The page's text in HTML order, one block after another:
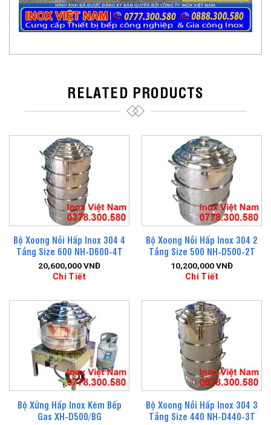
RELATED PRODUCTS
Bộ Xoong Nồi Hấp Inox 304 4
Tầng Size 600 NH-D600-4T
20,600,000VNĐ
Chi Tiết
Bộ Xoong Nồi Hấp Inox 304 2
Tầng Size 500 NH-D500-2T
10,200,000VNĐ
Chi Tiết
Bộ Xửng Hấp Inox Kèm Bếp
Gas XH-D500/BG
Bộ Xoong Nồi Hấp Inox 304 3
Tầng Size 440 NH-D440-3T